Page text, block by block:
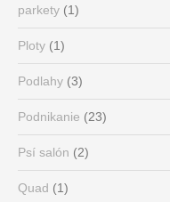
parkety (1)
Ploty (1)
Podlahy (3)
Podnikanie (23)
Psí salón (2)
Quad (1)